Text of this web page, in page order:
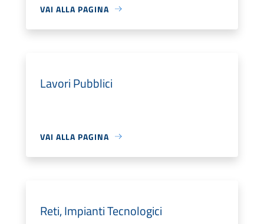
VAI ALLA PAGINA
Lavori Pubblici
VAI ALLA PAGINA
Reti, Impianti Tecnologici